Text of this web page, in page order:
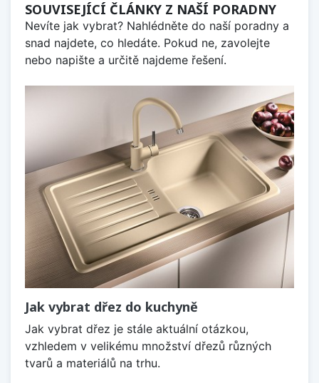
SOUVISEJÍCÍ ČLÁNKY Z NAŠÍ PORADNY
Nevíte jak vybrat? Nahlédněte do naší poradny a
snad najdete, co hledáte. Pokud ne, zavolejte
nebo napište a určitě najdeme řešení.
Jak vybrat dřez do kuchyně
Jak vybrat dřez je stále aktuální otázkou,
vzhledem v velikému množství dřezů různých
tvarů a materiálů na trhu.